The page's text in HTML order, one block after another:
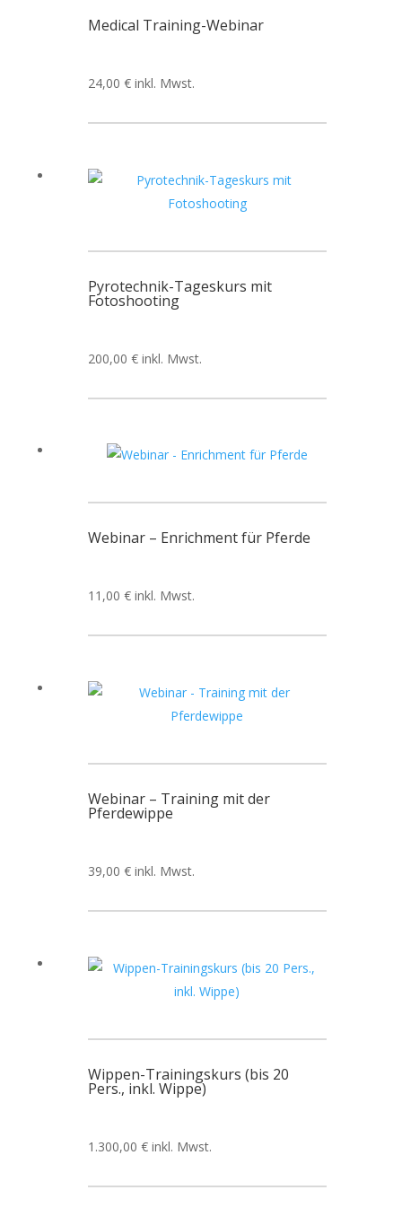
Medical Training-Webinar
24,00€ inkl. Mwst.
Pyrotechnik-Tageskurs mit
Fotoshooting
200,00€ inkl. Mwst.
Webinar – Enrichment für Pferde
11,00€ inkl. Mwst.
Webinar – Training mit der
Pferdewippe
39,00€ inkl. Mwst.
Wippen-Trainingskurs (bis 20
Pers., inkl. Wippe)
1.300,00€ inkl. Mwst.